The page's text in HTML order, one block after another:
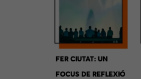
FER CIUTAT: UN
FOCUS DE REFLEXIÓ